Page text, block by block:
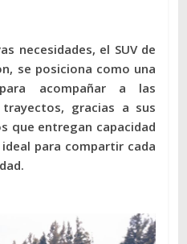
necesidades, el SUV de
se posiciona como una
acompañar a las
gracias a sus
que entregan capacidad
para compartir cada